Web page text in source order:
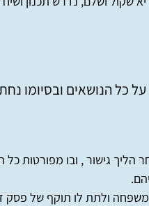
כל הנושאים ובסיומו
גישור , ובו מפורטות כל
ולתת לו תוקף של פסק